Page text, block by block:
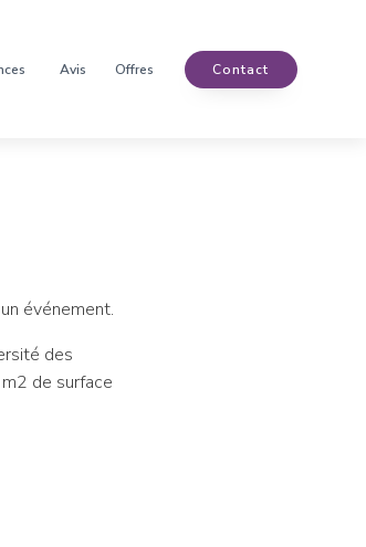
Avis Offres Contact
événement.
des
de surface